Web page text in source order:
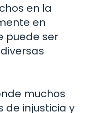
en la
en
puede ser
muchos
de injusticia y